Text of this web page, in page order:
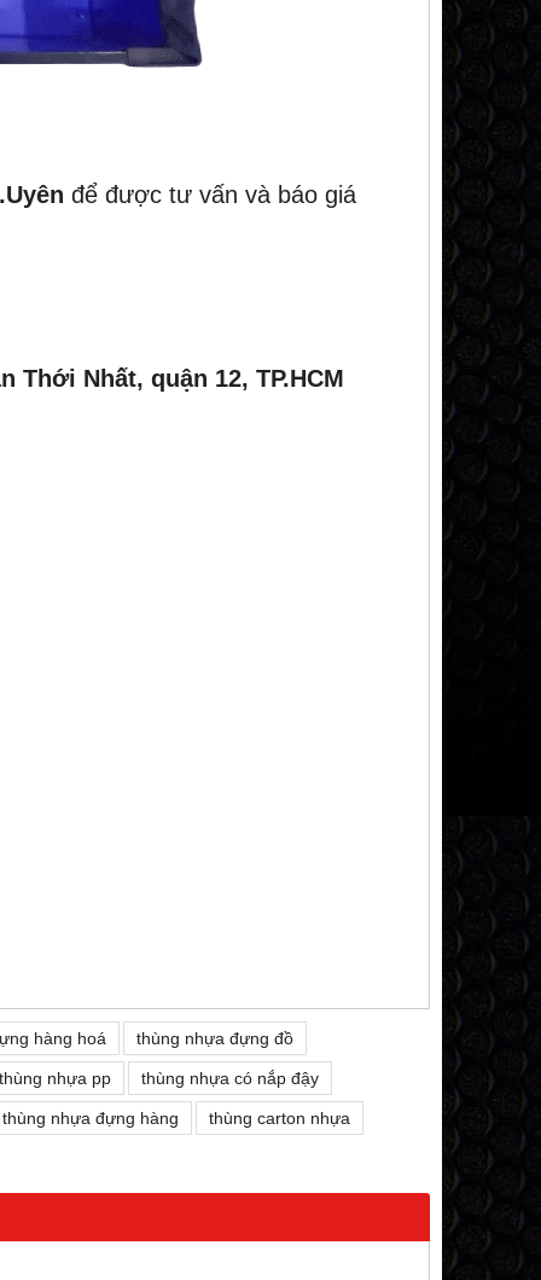
để được tư vấn và báo giá
Thới Nhất, quận 12, TP.HCM
hàng hoá thùng nhựa đựng đồ
thùng nhựa pp thùng nhựa có nắp đậy
thùng nhựa đựng hàng thùng carton nhựa